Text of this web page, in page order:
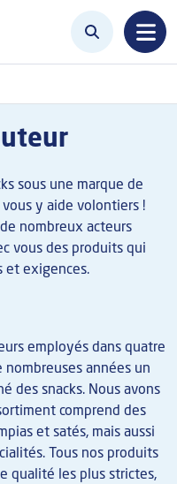
sous une marque de
y aide volontiers !
nombreux acteurs
vous des produits qui
et exigences.
employés dans quatre
nombreuses années un
des snacks. Nous avons
comprend des
et satés, mais aussi
Tous nos produits
qualité les plus strictes,